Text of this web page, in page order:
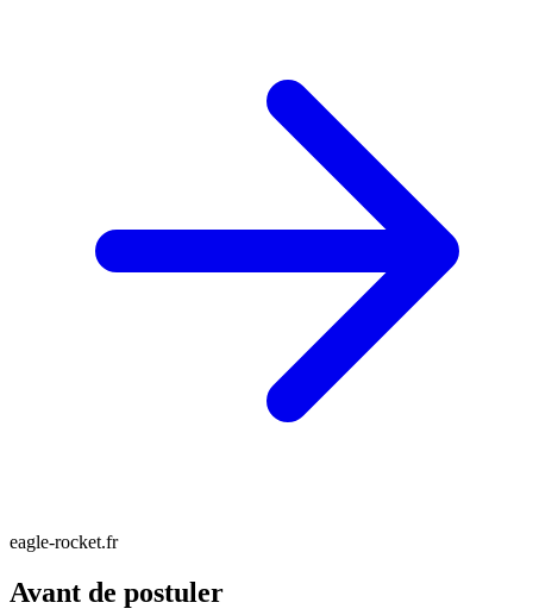
eagle-rocket.fr
Avant de postuler